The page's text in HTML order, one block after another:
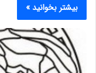
بیشتر بخوانید »